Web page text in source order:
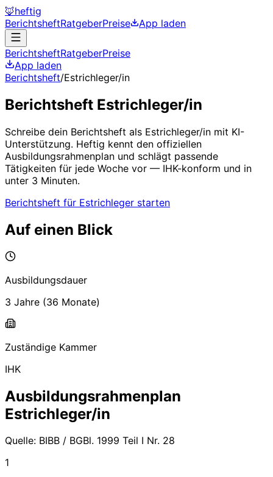
🦊heftig
BerichtsheftRatgeberPreise App laden
BerichtsheftRatgeberPreise
App laden
Berichtsheft/Estrichleger/in
Berichtsheft Estrichleger/in
Schreibe dein Berichtsheft als Estrichleger/in mit KI-
Unterstützung. Heftig kennt den offiziellen
Ausbildungsrahmenplan und schlägt passende
Tätigkeiten für jede Woche vor — IHK-konform und in
unter 3 Minuten.
Berichtsheft für Estrichleger starten
Auf einen Blick
Ausbildungsdauer
3 Jahre (36 Monate)
Zuständige Kammer
IHK
Ausbildungsrahmenplan
Estrichleger/in
Quelle: BIBB / BGBl. 1999 Teil I Nr. 28
1